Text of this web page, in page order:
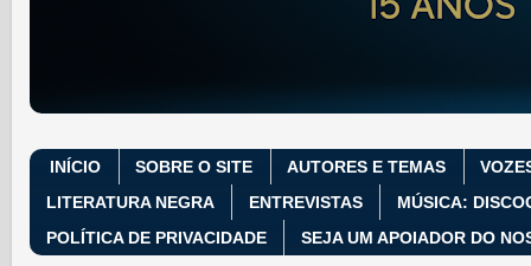
INÍCIO SOBRE O SITE AUTORES E TEMAS
LITERATURA NEGRA
ENTREVISTAS
MÚSICA:
POLÍTICA DE PRIVACIDADE
SEJA UM APOIADOR DO